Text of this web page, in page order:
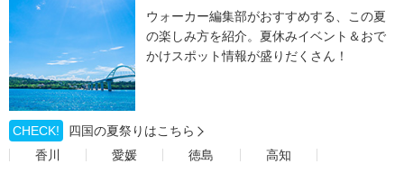
ウォーカー編集部がおすすめする、この夏
の楽しみ方を紹介。夏休みイベント＆おで
かけスポット情報が盛りだくさん！
CHECK!
四国の夏祭りはこちら
香川
愛媛 徳島 高知